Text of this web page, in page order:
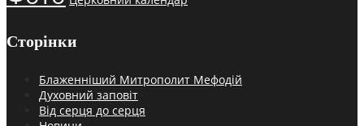
Сторінки
Блаженніший Митрополит Мефодій
Духовний заповіт
Від серця до серця